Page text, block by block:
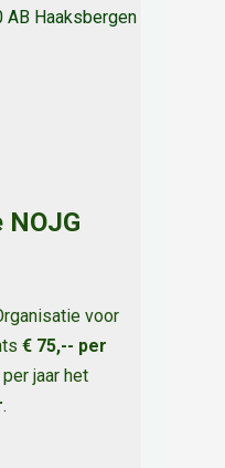
Haaksbergen
voor
€ 75,-- per
jaar het
.